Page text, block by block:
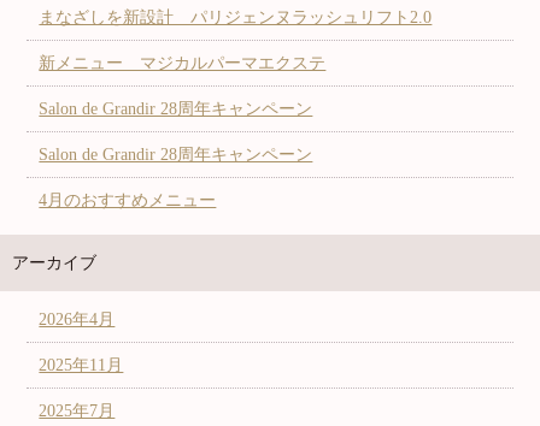
まなざしを新設計 パリジェンヌラッシュリフト2.0
新メニュー マジカルパーマエクステ
Salon de Grandir 28周年キャンペーン
Salon de Grandir 28周年キャンペーン
4月のおすすめメニュー
アーカイブ
2026年4月
2025年11月
2025年7月